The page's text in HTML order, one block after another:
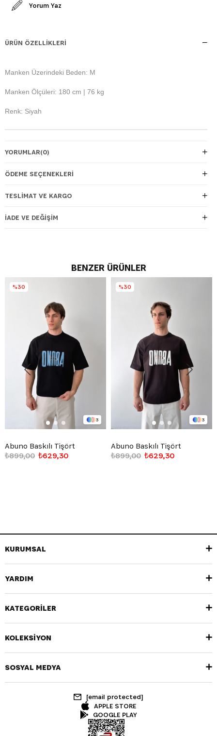
Yorum Yaz
ÜRÜN ÖZELLIKLERI
Manken Üzerindeki Beden: M
Manken Ölçüleri: 180 cm | 76 kg
Renk: Siyah
YORUMLAR(0)
ÖDEME SEÇENEKLERI
TESLIMAT VE KARGO
İADE VE DEĞIŞIM
BENZER ÜRÜNLER
3
Abuno Baskılı Tişört
₺629,30
₺899,00
%30
3
Abuno Baskılı Tişört
₺629,30
₺899,00
%30
KURUMSAL
YARDIM
KATEGORİLER
KOLEKSİYON
SOSYAL MEDYA
[email protected]
APPLE STORE
GOOGLE PLAY